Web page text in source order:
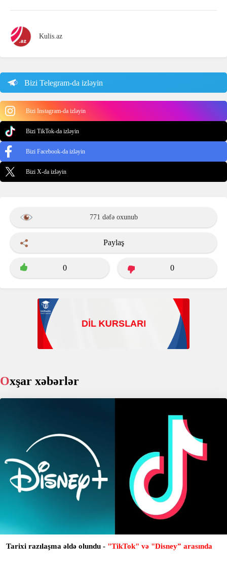
Kulis.az
Bizi Telegram-da izləyin
Bizi Instagram-da izləyin
Bizi TikTok-da izləyin
Bizi Facebook-da izləyin
Bizi X-da izləyin
771 dəfə oxunub
Paylaş
0 0
Oxşar xəbərlər
Tarixi razılaşma əldə olundu - "TikTok" və "Disney” arasında